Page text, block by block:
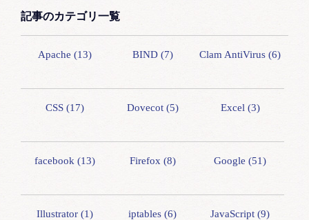
記事のカテゴリ一覧
Apache (13) BIND (7) Clam AntiVirus (6)
CSS (17) Dovecot (5) Excel (3)
facebook (13) Firefox (8) Google (51)
Illustrator (1) iptables (6) JavaScript (9)